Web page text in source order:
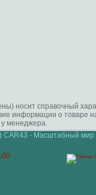
носит справочный
информации о
у менеджера.
CAR43 - Масштабный мир